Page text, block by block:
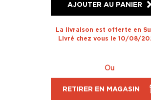
AJOUTER AU PANIER
La livraison est offerte en
Livré chez vous le 10/08/
Ou
RETIRER EN MAGASIN